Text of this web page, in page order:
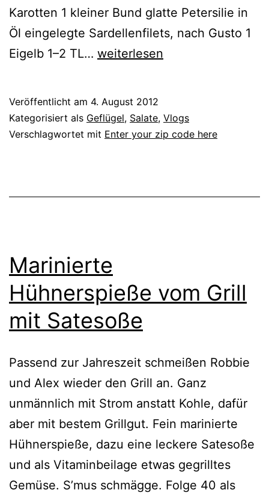
Karotten 1 kleiner Bund glatte Petersilie in
Öl eingelegte Sardellenfilets, nach Gusto 1
Eigelb 1–2 TL… Chicken
Wraps
weiterlesen
Veröffentlicht am 4. August 2012
Kategorisiert als Geflügel, Salate, Vlogs
Verschlagwortet mit Enter your zip code here
Marinierte
Hühnerspieße vom Grill
mit Satesoße
Passend zur Jahreszeit schmeißen Robbie
und Alex wieder den Grill an. Ganz
unmännlich mit Strom anstatt Kohle, dafür
aber mit bestem Grillgut. Fein marinierte
Hühnerspieße, dazu eine leckere Satesoße
und als Vitaminbeilage etwas gegrilltes
Gemüse. S’mus schmägge. Folge 40 als